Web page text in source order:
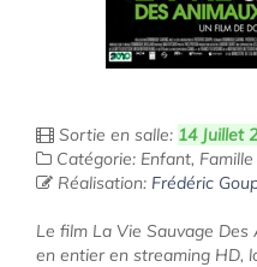
Sortie en salle: 14 Juillet
Catégorie: Enfant, Famille
Réalisation: Frédéric
Le film La Vie Sauvage
en entier en streaming HD,